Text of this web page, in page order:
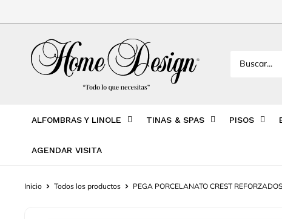
directamente
contenido
Home
Design
México
ALFOMBRAS Y LINOLE TINAS & SPAS PISOS
AGENDAR VISITA
Inicio Todos los productos PEGA PORCELANATO CREST